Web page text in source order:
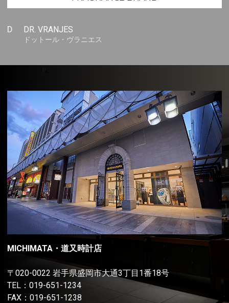
D DR. VRANJES
ドットール・ヴラニエス
MICHIMATA・道又時計店
〒020-0022 岩手県盛岡市大通3丁目1番18号
TEL： 019-651-1234
FAX：019-651-1238